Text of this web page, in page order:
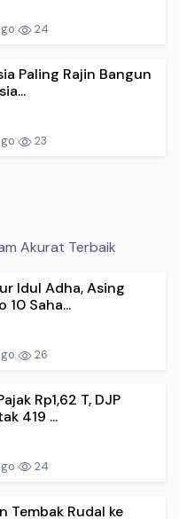
24
Paling Rajin Bangun
23
Akurat Terbaik
Idul Adha, Asing
10 Saha...
26
Rp1,62 T, DJP
419 ...
24
Tembak Rudal ke